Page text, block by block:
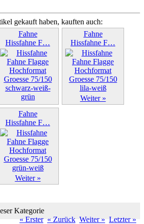
gekauft haben, kauften auch:
Fahne
Hissfahne F…
Weiter »
Fahne
Hissfahne F…
Weiter »
Fahne
Hissfahne F…
Weiter »
Kategorie
« Erster « Zurück Weiter » Letzter »